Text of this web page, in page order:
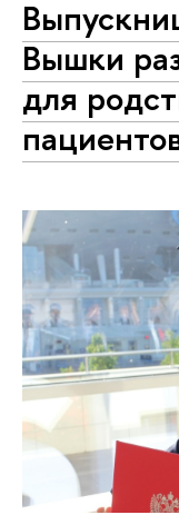
Вышки
для